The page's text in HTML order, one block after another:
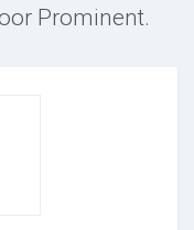
Prominent.